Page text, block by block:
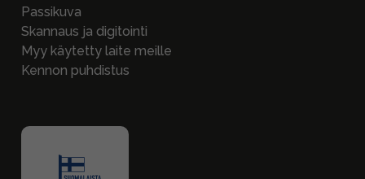
Passikuva
Skannaus ja digitointi
Myy käytetty laite meille
Kennon puhdistus